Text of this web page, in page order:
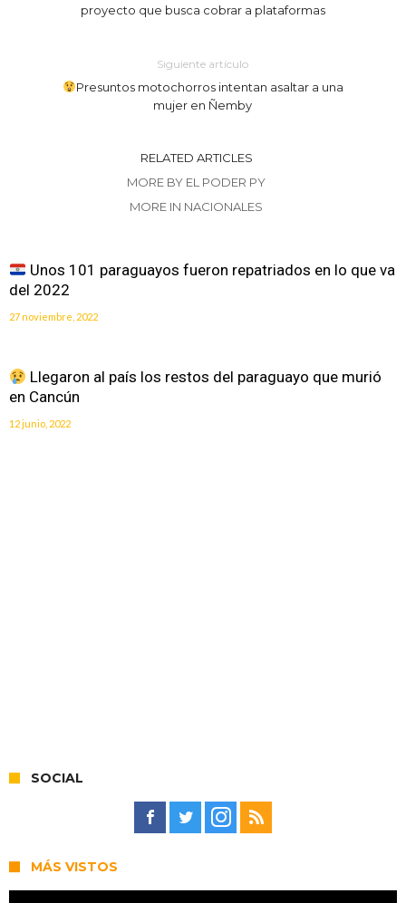
proyecto que busca cobrar a plataformas
Siguiente artículo
Presuntos motochorros intentan asaltar a una
mujer en Ñemby
RELATED ARTICLES
MORE BY EL PODER PY
MORE IN NACIONALES
Unos 101 paraguayos fueron repatriados en lo que va
del 2022
27 noviembre, 2022
Llegaron al país los restos del paraguayo que murió
en Cancún
12 junio, 2022
SOCIAL
MÁS VISTOS